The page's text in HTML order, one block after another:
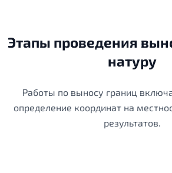
Этапы проведения
натуру
Работы по выносу границ
определение координат на
результатов.